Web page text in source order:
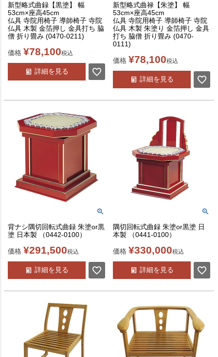
新型略式曲録【黒塗】 幅
53cm×座高45cm
仏具 寺院用椅子 導師椅子 寺院
仏具 木製 金箔押し 金具打ち 脇
僧 折り畳み (0470-0211)
価格 ¥78,100税込
詳細を見る
新型略式曲禄【朱塗】 幅
53cm×座高45cm
仏具 寺院用椅子 導師椅子 寺院
仏具 木製 朱塗り 金箔押し 金具
打ち 脇僧 折り畳み (0470-
0111)
価格 ¥78,100税込
詳細を見る
背ナシ隅切回転式曲録 朱塗or黒
塗 日本製 （0442-0100）
価格 ¥291,500税込
詳細を見る
隅切回転式曲録 朱塗or黒塗 日
本製 （0441-0100）
価格 ¥330,000税込
詳細を見る